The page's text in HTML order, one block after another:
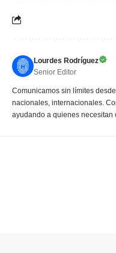
Lourdes Rodríguez
Senior Editor
Comunicamos sin límites
nacionales, internacionales.
ayudando a quienes necesitan